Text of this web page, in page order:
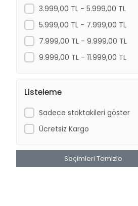
3.999,00 TL - 5.999,00 TL
5.999,00 TL - 7.999,00 TL
7.999,00 TL - 9.999,00 TL
9.999,00 TL - 11.999,00 TL
Listeleme
Sadece stoktakileri göster
Ücretsiz Kargo
Seçimleri Temizle